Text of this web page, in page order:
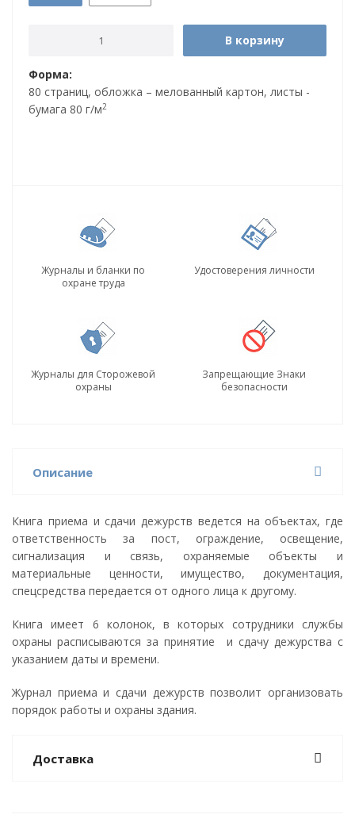
В корзину
Форма:
80 страниц, обложка – мелованный картон, листы -
бумага 80 г/м2
Журналы и бланки по
охране труда
Удостоверения личности
Журналы для Сторожевой
охраны
Запрещающие Знаки
безопасности
Описание
Книга приема и сдачи дежурств ведется на объектах, где
ответственность за пост, ограждение, освещение,
сигнализация и связь, охраняемые объекты и
материальные ценности, имущество, документация,
спецсредства передается от одного лица к другому.
Книга имеет 6 колонок, в которых сотрудники службы
охраны расписываются за принятие и сдачу дежурства с
указанием даты и времени.
Журнал приема и сдачи дежурств позволит организовать
порядок работы и охраны здания.
Доставка